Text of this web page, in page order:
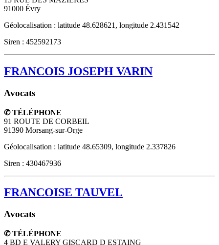
91000 Évry
Géolocalisation : latitude 48.628621, longitude 2.431542
Siren : 452592173
FRANCOIS JOSEPH VARIN
Avocats
✆ TÉLÉPHONE
91 ROUTE DE CORBEIL
91390 Morsang-sur-Orge
Géolocalisation : latitude 48.65309, longitude 2.337826
Siren : 430467936
FRANCOISE TAUVEL
Avocats
✆ TÉLÉPHONE
4 BD E VALERY GISCARD D ESTAING